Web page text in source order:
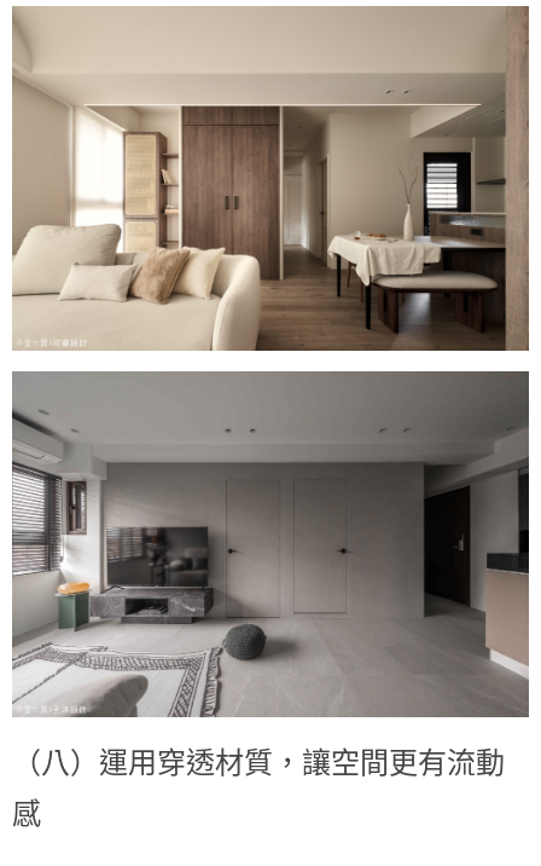
（八）運用穿透材質，讓空間更有流動
感